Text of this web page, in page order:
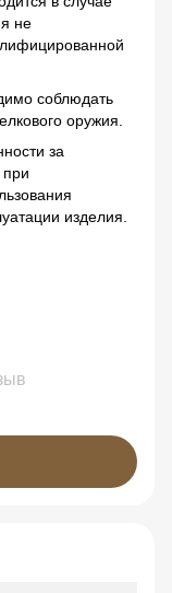
не
соблюдать
оружия.
за
изделия.